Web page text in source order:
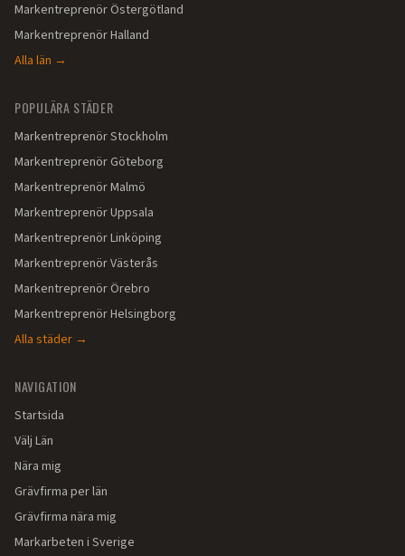
MarkentreprenörÖstergötland
MarkentreprenörHalland
Alla län →
POPULÄRA STÄDER
MarkentreprenörStockholm
MarkentreprenörGöteborg
MarkentreprenörMalmö
MarkentreprenörUppsala
MarkentreprenörLinköping
MarkentreprenörVästerås
MarkentreprenörÖrebro
MarkentreprenörHelsingborg
Alla städer →
NAVIGATION
Startsida
Välj Län
Nära mig
Grävfirma per län
Grävfirma nära mig
Markarbeten i Sverige